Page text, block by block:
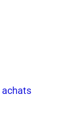
achats